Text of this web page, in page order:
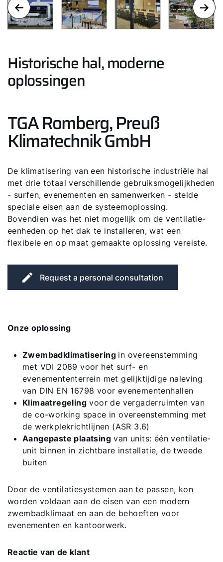
Historische hal, moderne
oplossingen
TGA Romberg, Preuß
Klimatechnik GmbH
De klimatisering van een historische industriële hal
met drie totaal verschillende gebruiksmogelijkheden
- surfen, evenementen en samenwerken - stelde
speciale eisen aan de systeemoplossing.
Bovendien was het niet mogelijk om de ventilatie-
eenheden op het dak te installeren, wat een
flexibele en op maat gemaakte oplossing vereiste.
Request a personal consultation
Onze oplossing
Zwembadklimatisering in overeenstemming
met VDI 2089 voor het surf- en
evenemententerrein met gelijktijdige naleving
van DIN EN 16798 voor evenementenhallen
Klimaatregeling voor de vergaderruimten van
de co-working space in overeenstemming met
de werkplekrichtlijnen (ASR 3.6)
Aangepaste plaatsing van units: één ventilatie-
unit binnen in zichtbare installatie, de tweede
buiten
Door de ventilatiesystemen aan te passen, kon
worden voldaan aan de eisen van een modern
zwembadklimaat en aan de behoeften voor
evenementen en kantoorwerk.
Reactie van de klant